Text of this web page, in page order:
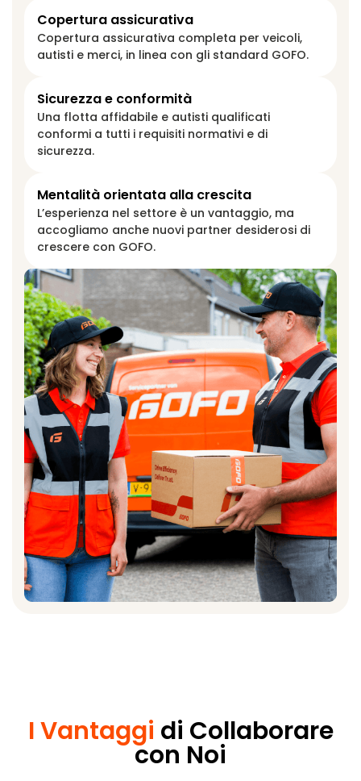
Copertura assicurativa
Copertura assicurativa completa per veicoli,
autisti e merci, in linea con gli standard GOFO.
Sicurezza e conformità
Una flotta affidabile e autisti qualificati
conformi a tutti i requisiti normativi e di
sicurezza.
Mentalità orientata alla crescita
L’esperienza nel settore è un vantaggio, ma
accogliamo anche nuovi partner desiderosi di
crescere con GOFO.
I Vantaggi di Collaborare
con Noi